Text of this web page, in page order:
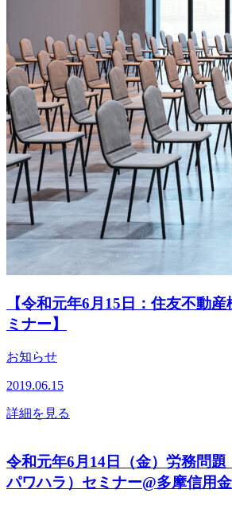
【令和元年6月15日：住友不動
ミナー】
お知らせ
2019.06.15
詳細を見る
令和元年6月14日（金）労務問題
パワハラ）セミナー@多摩信用